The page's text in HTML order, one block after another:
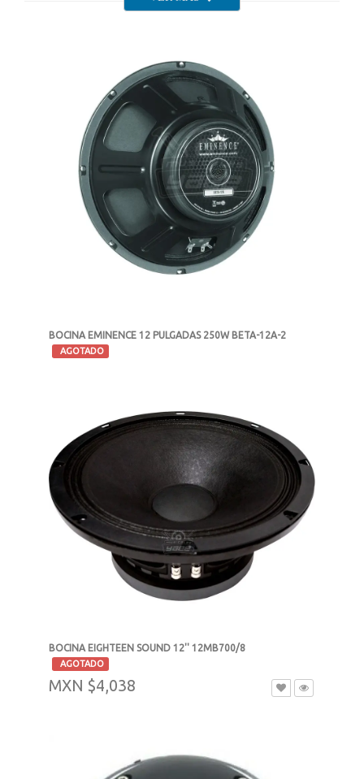
BOCINA EMINENCE 12 PULGADAS 250W BETA-12A-2
AGOTADO
BOCINA EIGHTEEN SOUND 12'' 12MB700/8
AGOTADO
MXN $4,038